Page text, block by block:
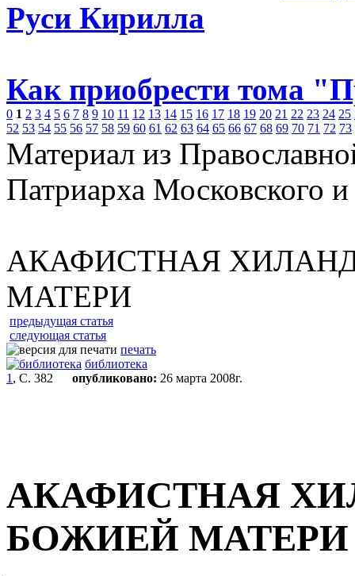
Руси Кирилла
Как приобрести тома
0 1 2 3 4 5 6 7 8 9 10 11 12 13 14 15 16 17 18 19 20 21 22 23 24 25
52 53 54 55 56 57 58 59 60 61 62 63 64 65 66 67 68 69 70 71 72 73
Материал из
Патриарха Московского
АКАФИСТНАЯ
МАТЕРИ
предыдущая статья
следующая статья
печать
библиотека
1 , С. 382 опубликовано: 26 марта 2008г.
АКАФИСТНАЯ
БОЖИЕЙ МАТЕРИ